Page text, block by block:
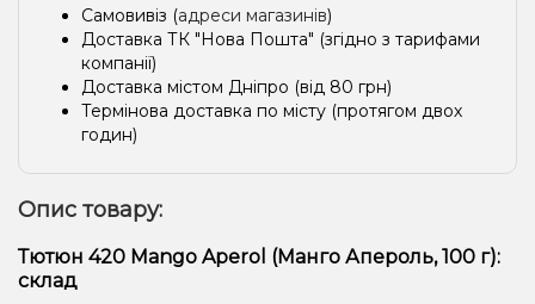
Маракуя, Нектарин, Яблуко Ожина Журавлина
Апельсин, Лайм, Малина
Самовивіз (адреси магазинів)
Доставка ТК "Нова Пошта" (згідно з тарифами
компанії)
Доставка містом Дніпро (від 80 грн)
Термінова доставка по місту (протягом двох
годин)
Опис товару:
Тютюн 420 Mango Aperol (Манго Апероль, 100 г):
склад